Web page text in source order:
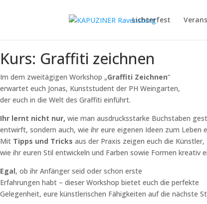
Lichterfest
Kurs: Graffiti zeichnen
Im dem zweitägigen Workshop „Graffiti Zeichnen“
erwartet euch Jonas, Kunststudent der PH Weingarten,
der euch in die Welt des Graffiti einführt.
Ihr lernt nicht nur, wie man ausdrucksstarke Buchstaben
entwirft, sondern auch, wie ihr eure eigenen Ideen zum Leben
Mit Tipps und Tricks aus der Praxis zeigen euch die Künstler,
wie ihr euren Stil entwickeln und Farben sowie Formen kreativ
Egal, ob ihr Anfänger seid oder schon erste
Erfahrungen habt – dieser Workshop bietet euch die perfekte
Gelegenheit, eure künstlerischen Fähigkeiten auf die nächste